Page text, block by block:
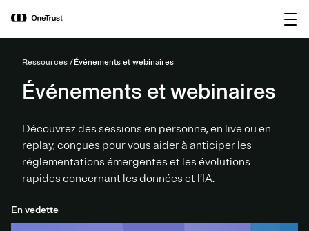
OneTrust nommée « Visionnaire »
dans le Magic Quadrant™ 2026 de
Gartner® pour les plateformes de
Ressources Événements et webinaires
Événements et webinaires
Découvrez des sessions en personne, en live ou en
replay, conçues pour vous aider à anticiper les
réglementations émergentes et les évolutions
rapides concernant les données et l’IA.
En vedette